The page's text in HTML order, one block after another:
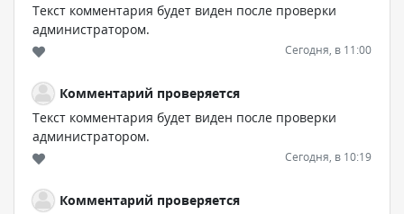
Текст комментария будет виден после проверки
администратором.
Сегодня, в 11:00
Комментарий проверяется
Текст комментария будет виден после проверки
администратором.
Сегодня, в 10:19
Комментарий проверяется